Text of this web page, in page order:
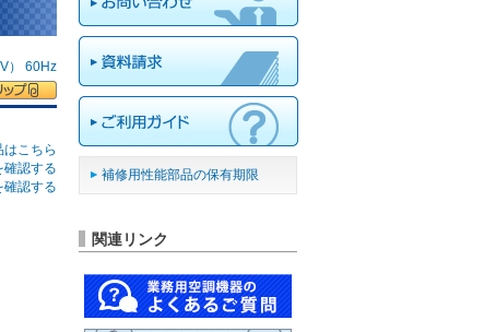
） 60Hz
はこちら
確認する
確認する
補修用性能部品の保有期限
関連リンク